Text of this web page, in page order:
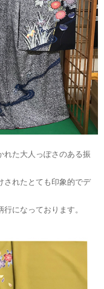
た大人っぽさのある振
されたとても印象的でデ
になっております。